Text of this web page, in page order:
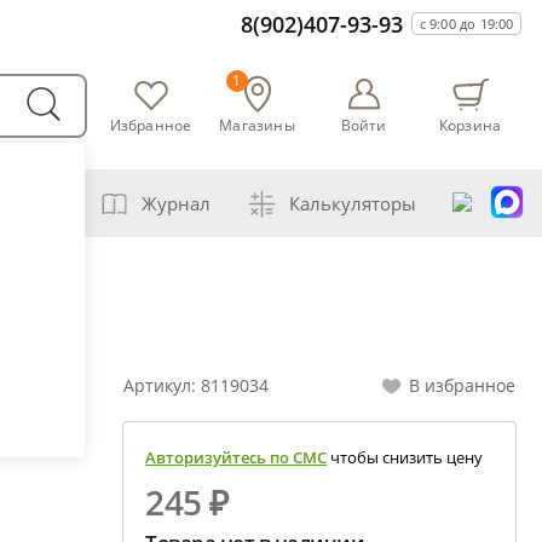
8(902)407-93-93 с 9:00 до 19:00
Избранное Магазины
1
Войти Корзина
Журнал Калькуляторы
перегонка спирта-сырца
абсолютного спирта и отбора голов
В избранное
Артикул: 8119034
Авторизуйтесь по СМС чтобы снизить цену
245 ₽